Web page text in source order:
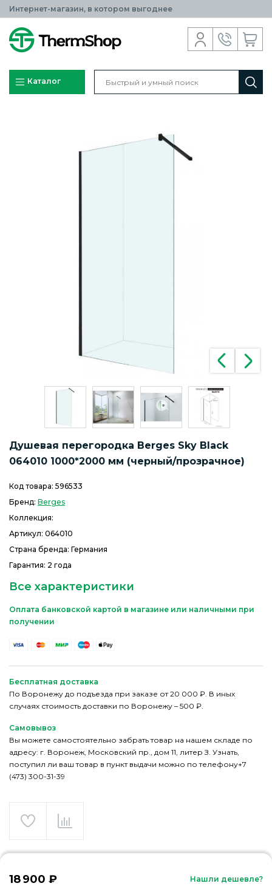
Интернет-магазин, в котором выгоднее
Каталог
Душевая перегородка Berges Sky Black
064010 1000*2000 мм (черный/прозрачное)
Код товара: 596533
Бренд: Berges
Коллекция:
Артикул: 064010
Страна бренда: Германия
Гарантия: 2 года
Все характеристики
Оплата банковской картой в магазине или наличными при
получении
Бесплатная доставка
По Воронежу до подъезда при заказе от 20 000 ₽. В иных
случаях стоимость доставки по Воронежу – 500 ₽.
Самовывоз
Вы можете самостоятельно забрать товар на нашем складе по
адресу: г. Воронеж, Московский пр., дом 11, литер З. Узнать,
поступил ли ваш товар в пункт выдачи можно по телефону+7
(473) 300-31-39
18 900 ₽ Нашли дешевле?